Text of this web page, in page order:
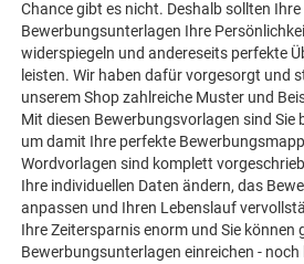
Chance gibt es nicht. Deshalb sollten Ihre
Bewerbungsunterlagen Ihre
widerspiegeln und andereseits perfekte
leisten. Wir haben dafür vorgesorgt und
unserem Shop zahlreiche Muster und
Mit diesen Bewerbungsvorlagen sind Sie
um damit Ihre perfekte
Wordvorlagen sind komplett
Ihre individuellen Daten ändern, das
anpassen und Ihren Lebenslauf
Ihre Zeitersparnis enorm und Sie können
Bewerbungsunterlagen einreichen - noch